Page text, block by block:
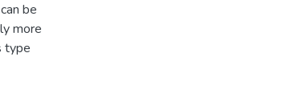
be
more
type